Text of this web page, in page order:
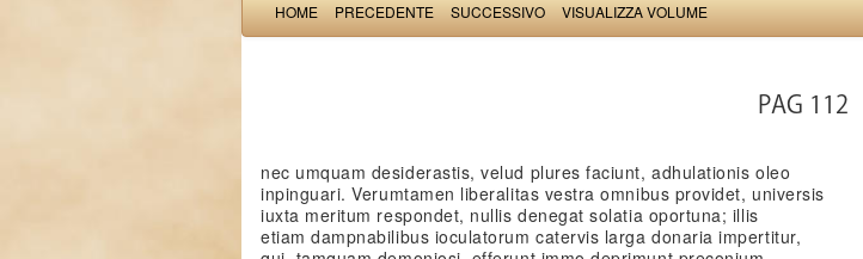
HOME PRECEDENTE SUCCESSIVO VISUALIZZA VOLUME
PAG 112
nec umquam desiderastis, velud plures faciunt, adhulationis oleo
inpinguari. Verumtamen liberalitas vestra omnibus providet, universis
iuxta meritum respondet, nullis denegat solatia oportuna; illis
etiam dampnabilibus ioculatorum catervis larga donaria impertitur,